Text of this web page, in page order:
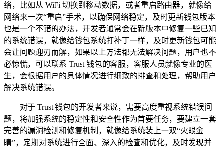
络，比如从 WiFi 切换到移动数据，或者重启路由器，就像给
网络来一次“重启”手术，以确保网络稳定，及时更新钱包版本
也是一个不错的办法，开发者通常会在新版本中修复一些已知
的系统错误，就像给钱包系统打补丁一样，及时更新钱包可能
会让问题迎刃而解，如果以上方法都无法解决问题，用户也不
必惊慌，可以联系 Trust 钱包的客服，客服人员就像专业的医
生，会根据用户的具体情况进行细致的排查和处理，帮助用户
解决系统错误。
对于 Trust 钱包的开发者来说，需要高度重视系统错误问
题，将加强系统的稳定性和安全性作为首要任务，要建立一套
完善的漏洞检测和修复机制，就像给系统装上一双“火眼金
睛”，定期对系统进行全面、深入的检查和优化，及时发现并